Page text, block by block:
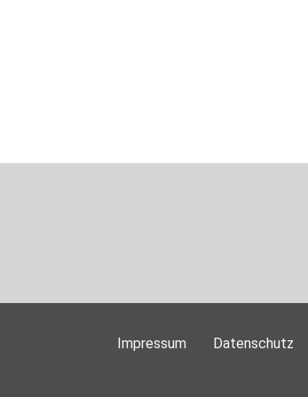
Impressum Datenschutz